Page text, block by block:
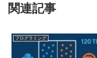
関連記事
プログラミング